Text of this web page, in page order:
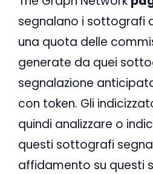
segnalano i sottografi
una quota delle
generate da quei
segnalazione
con token. Gli
quindi analizzare o
questi sottografi
affidamento su questi